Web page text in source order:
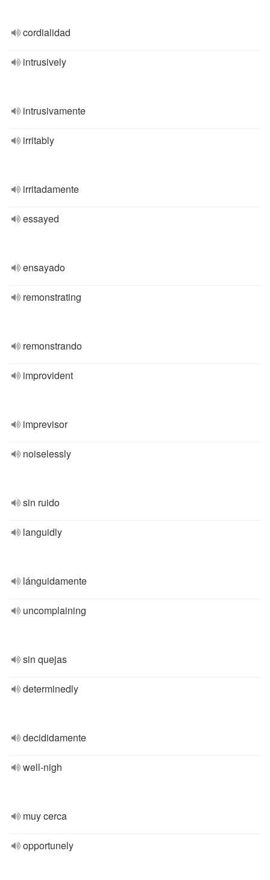
cordialidad
intrusively
intrusivamente
irritably
irritadamente
essayed
ensayado
remonstrating
remonstrando
improvident
imprevisor
noiselessly
sin ruido
languidly
lánguidamente
uncomplaining
sin quejas
determinedly
decididamente
well-nigh
muy cerca
opportunely